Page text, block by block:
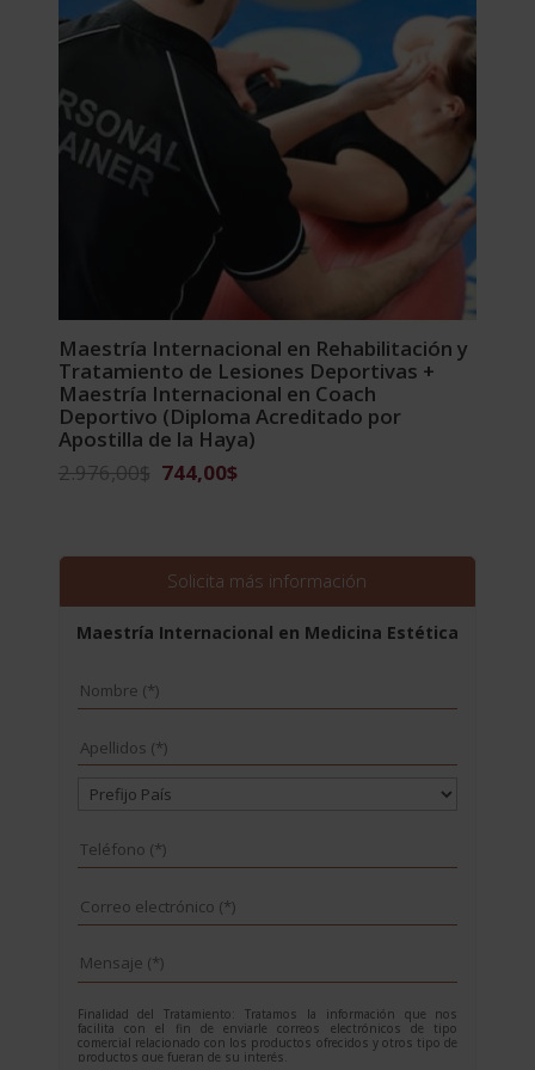
Maestría Internacional en Rehabilitación y
Tratamiento de Lesiones Deportivas +
Maestría Internacional en Coach
Deportivo (Diploma Acreditado por
Apostilla de la Haya)
2.976,00$ El
era:
2.976,00$.
744,00$El
es:
744,00$.
Solicita más información
Maestría Internacional en Medicina Estética
Finalidad del Tratamiento: Tratamos la información que nos
facilita con el fin de enviarle correos electrónicos de tipo
comercial relacionado con los productos ofrecidos y otros tipo de
productos que fueran de su interés.